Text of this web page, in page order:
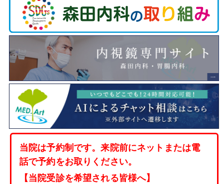
当院は予約制です。来院前にネットまたは電
話で予約をお取りください。
【当院受診を希望される皆様へ】